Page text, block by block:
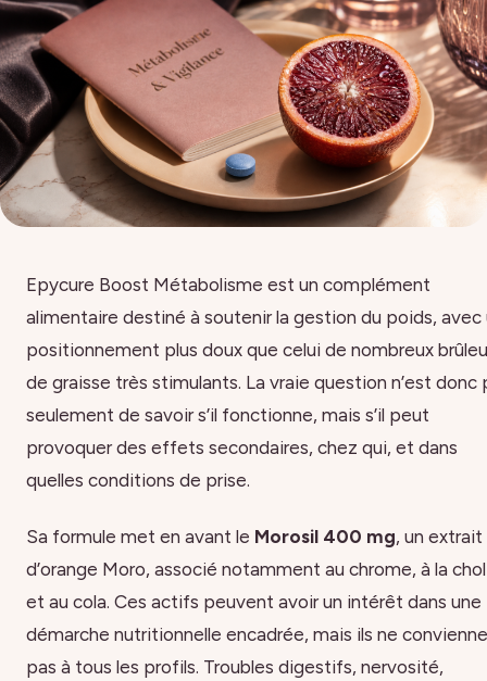
Epycure Boost Métabolisme est un complément
alimentaire destiné à soutenir la gestion du poids, avec
positionnement plus doux que celui de nombreux
de graisse très stimulants. La vraie question n’est donc
seulement de savoir s’il fonctionne, mais s’il peut
provoquer des effets secondaires, chez qui, et dans
quelles conditions de prise.
Sa formule met en avant le Morosil 400 mg, un extrait
d’orange Moro, associé notamment au chrome, à la
et au cola. Ces actifs peuvent avoir un intérêt dans une
démarche nutritionnelle encadrée, mais ils ne
pas à tous les profils. Troubles digestifs, nervosité,